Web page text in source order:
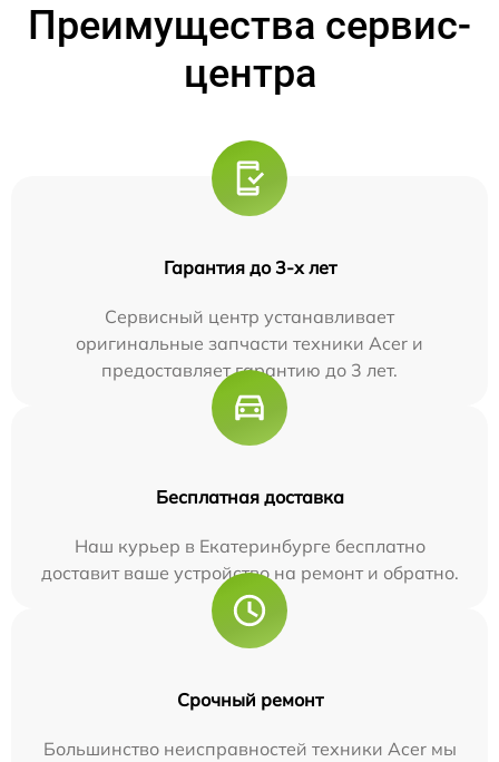
Преимущества сервис-
центра
Гарантия до 3-х лет
Сервисный центр устанавливает
оригинальные запчасти техники Acer и
предоставляет гарантию до 3 лет.
Бесплатная доставка
Наш курьер в Екатеринбурге бесплатно
доставит ваше устройство на ремонт и обратно.
Срочный ремонт
Большинство неисправностей техники Acer мы